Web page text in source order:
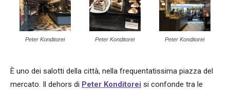
Peter Konditorei Peter Konditorei Peter Konditorei
È uno dei salotti della città, nella frequentatissima piazza del
mercato. Il dehors di Peter Konditorei si confonde tra le